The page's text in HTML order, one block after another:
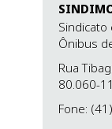
Ônibus
Rua
80.060-
Fone: